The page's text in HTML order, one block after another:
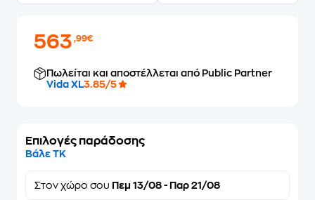
563,99€
Πωλείται και αποστέλλεται από Public Partner
Vida XL3.85/5
Επιλογές παράδοσης
Βάλε ΤΚ
Στον χώρο σου Πεμ 13/08 - Παρ 21/08